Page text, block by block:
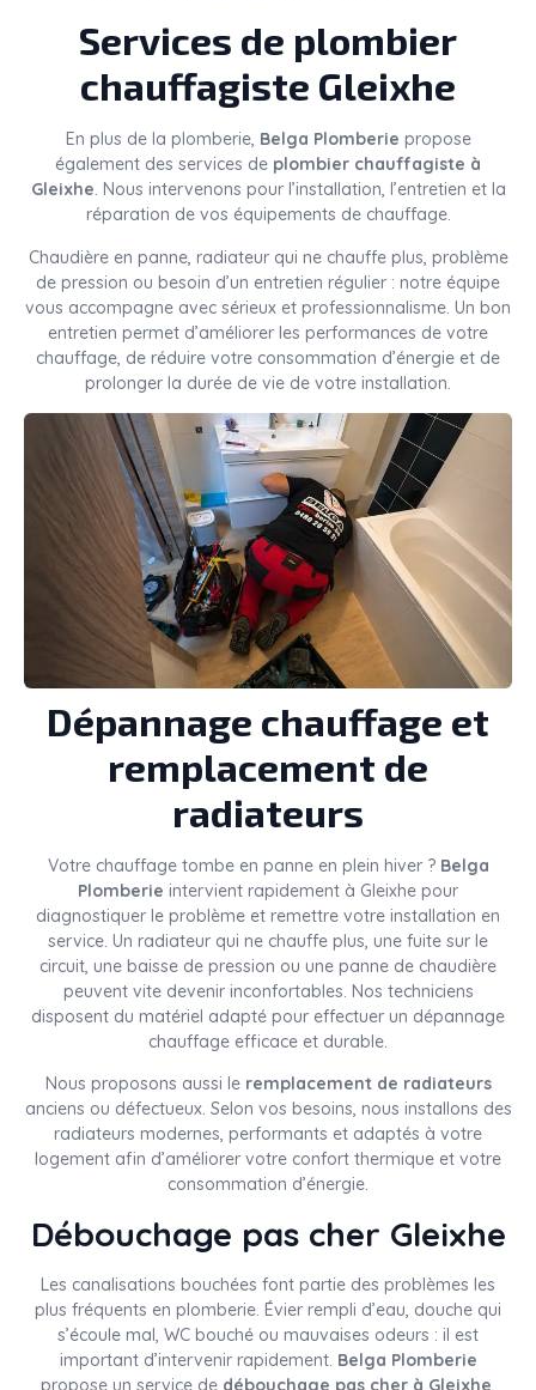
Services de plombier
chauffagiste Gleixhe
En plus de la plomberie, Belga Plomberie propose
également des services de plombier chauffagiste à
Gleixhe. Nous intervenons pour l’installation, l’entretien et la
réparation de vos équipements de chauffage.
Chaudière en panne, radiateur qui ne chauffe plus, problème
de pression ou besoin d’un entretien régulier : notre équipe
vous accompagne avec sérieux et professionnalisme. Un bon
entretien permet d’améliorer les performances de votre
chauffage, de réduire votre consommation d’énergie et de
prolonger la durée de vie de votre installation.
Dépannage chauffage et
remplacement de
radiateurs
Votre chauffage tombe en panne en plein hiver ? Belga
Plomberie intervient rapidement à Gleixhe pour
diagnostiquer le problème et remettre votre installation en
service. Un radiateur qui ne chauffe plus, une fuite sur le
circuit, une baisse de pression ou une panne de chaudière
peuvent vite devenir inconfortables. Nos techniciens
disposent du matériel adapté pour effectuer un dépannage
chauffage efficace et durable.
Nous proposons aussi le remplacement de radiateurs
anciens ou défectueux. Selon vos besoins, nous installons des
radiateurs modernes, performants et adaptés à votre
logement afin d’améliorer votre confort thermique et votre
consommation d’énergie.
Débouchage pas cher Gleixhe
Les canalisations bouchées font partie des problèmes les
plus fréquents en plomberie. Évier rempli d’eau, douche qui
s’écoule mal, WC bouché ou mauvaises odeurs : il est
important d’intervenir rapidement. Belga Plomberie